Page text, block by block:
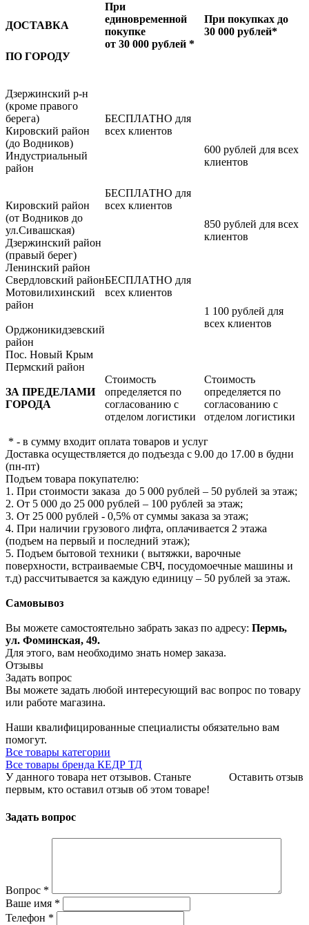
ДОСТАВКА
При
единовременной
покупке
от 30 000 рублей *
При покупках до
30 000 рублей*
ПО ГОРОДУ
Дзержинский р-н
(кроме правого
берега)
Кировский район
(до Водников)
Индустриальный
район
Кировский район
(от Водников до
ул.Сивашская)
Дзержинский район
(правый берег)
Ленинский район
Свердловский район
Мотовилихинский
район
Орджоникидзевский
район
Пос. Новый Крым
Пермский район
БЕСПЛАТНО для
всех клиентов
БЕСПЛАТНО для
всех клиентов
БЕСПЛАТНО для
всех клиентов
600 рублей для всех
клиентов
850 рублей для всех
клиентов
1 100 рублей для
всех клиентов
ЗА ПРЕДЕЛАМИ
ГОРОДА
Стоимость
определяется по
согласованию с
отделом логистики
Стоимость
определяется по
согласованию с
отделом логистики
* - в сумму входит оплата товаров и услуг
Доставка осуществляется до подъезда с 9.00 до 17.00 в будни
(пн-пт)
Подъем товара покупателю:
1. При стоимости заказа до 5 000 рублей – 50 рублей за этаж;
2. От 5 000 до 25 000 рублей – 100 рублей за этаж;
3. От 25 000 рублей - 0,5% от суммы заказа за этаж;
4. При наличии грузового лифта, оплачивается 2 этажа
(подъем на первый и последний этаж);
5. Подъем бытовой техники ( вытяжки, варочные
поверхности, встраиваемые СВЧ, посудомоечные машины и
т.д) рассчитывается за каждую единицу – 50 рублей за этаж.
Самовывоз
Вы можете самостоятельно забрать заказ по адресу: Пермь,
ул. Фоминская, 49.
Для этого, вам необходимо знать номер заказа.
Отзывы
Задать вопрос
Вы можете задать любой интересующий вас вопрос по товару
или работе магазина.
Наши квалифицированные специалисты обязательно вам
помогут.
Все товары категории
Все товары бренда КЕДР ТД
Оставить отзыв
У данного товара нет отзывов. Станьте
первым, кто оставил отзыв об этом товаре!
Задать вопрос
Вопрос *
Ваше имя *
Телефон *